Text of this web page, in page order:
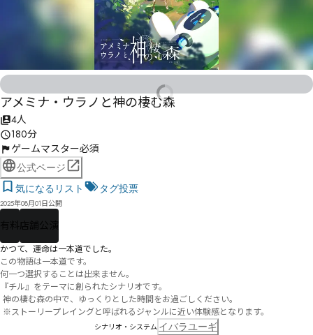
アメミナ・ウラノと神の棲む森
4人
180分
ゲームマスター必須
公式ページ
気になるリスト
タグ投票
2025年08月01日公開
有料 店舗公演
―――かつて、運命は一本道でした。
この物語は一本道です。
何一つ選択することは出来ません。
『チル』をテーマに創られたシナリオです。
※ストーリープレイングと呼ばれるジャンルに近い体験感となります。
シナリオ・システム イバラユーギ